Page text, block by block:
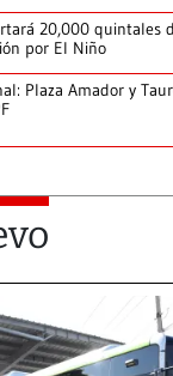
20,000 quintales
por El Niño
Plaza Amador y